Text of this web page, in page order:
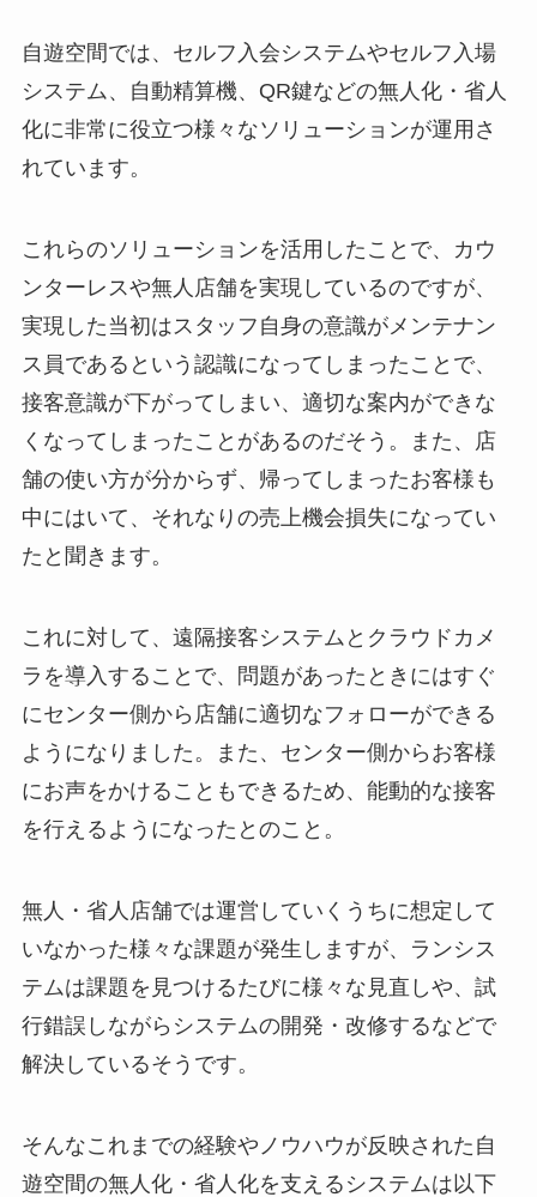
自遊空間では、セルフ入会システムやセルフ入場
システム、自動精算機、QR鍵などの無人化・省人
化に非常に役立つ様々なソリューションが運用さ
れています。
これらのソリューションを活用したことで、カウ
ンターレスや無人店舗を実現しているのですが、
実現した当初はスタッフ自身の意識がメンテナン
ス員であるという認識になってしまったことで、
接客意識が下がってしまい、適切な案内ができな
くなってしまったことがあるのだそう。また、店
舗の使い方が分からず、帰ってしまったお客様も
中にはいて、それなりの売上機会損失になってい
たと聞きます。
これに対して、遠隔接客システムとクラウドカメ
ラを導入することで、問題があったときにはすぐ
にセンター側から店舗に適切なフォローができる
ようになりました。また、センター側からお客様
にお声をかけることもできるため、能動的な接客
を行えるようになったとのこと。
無人・省人店舗では運営していくうちに想定して
いなかった様々な課題が発生しますが、ランシス
テムは課題を見つけるたびに様々な見直しや、試
行錯誤しながらシステムの開発・改修するなどで
解決しているそうです。
そんなこれまでの経験やノウハウが反映された自
遊空間の無人化・省人化を支えるシステムは以下